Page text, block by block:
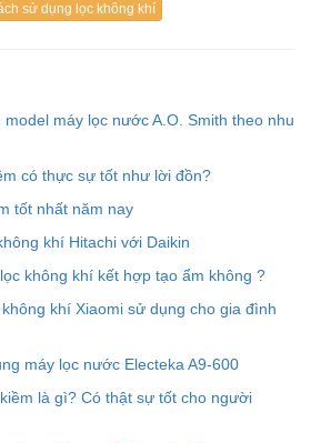
sử dụng lọc không khí
model máy lọc nước A.O. Smith theo nhu
có thực sự tốt như lời đồn?
tốt nhất năm nay
khí Hitachi với Daikin
không khí kết hợp tạo ẩm không ?
khí Xiaomi sử dụng cho gia đình
máy lọc nước Electeka A9-600
là gì? Có thật sự tốt cho người